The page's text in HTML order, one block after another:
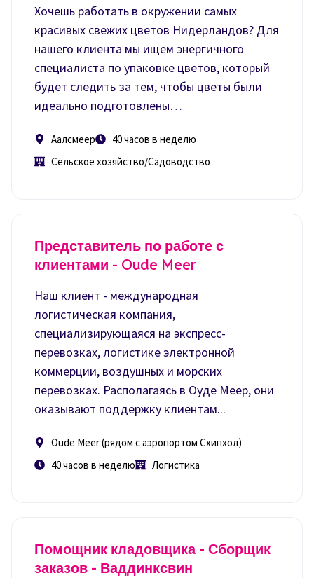
Хочешь работать в окружении самых
красивых свежих цветов Нидерландов? Для
нашего клиента мы ищем энергичного
специалиста по упаковке цветов, который
будет следить за тем, чтобы цветы были
идеально подготовлены…
Аалсмеер
40 часов в неделю
Сельское хозяйство/Садоводство
Представитель по работе с
клиентами - Oude Meer
Наш клиент - международная
логистическая компания,
специализирующаяся на экспресс-
перевозках, логистике электронной
коммерции, воздушных и морских
перевозках. Располагаясь в Оуде Меер, они
оказывают поддержку клиентам...
Oude Meer (рядом с аэропортом Схипхол)
40 часов в неделю
Логистика
Помощник кладовщика - Сборщик
заказов - Ваддинксвин